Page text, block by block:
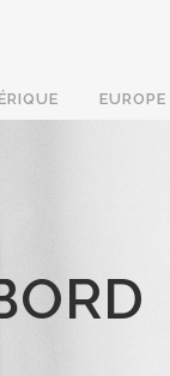
EUROPE